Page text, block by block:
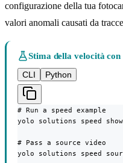
configurazione della tua
valori anomali causati da
Stima della velocità
CLI
Python
# Run a speed example
yolo solutions speed
# Pass a source video
yolo solutions speed